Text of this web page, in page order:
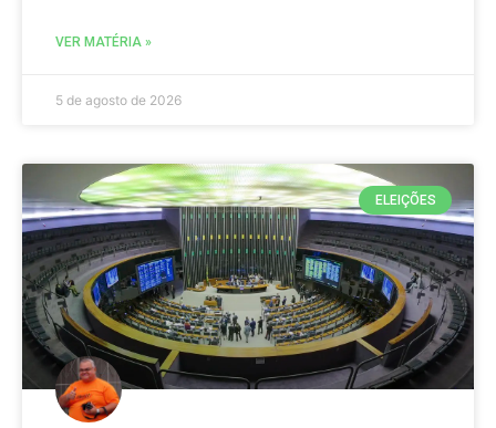
VER MATÉRIA »
5 de agosto de 2026
ELEIÇÕES